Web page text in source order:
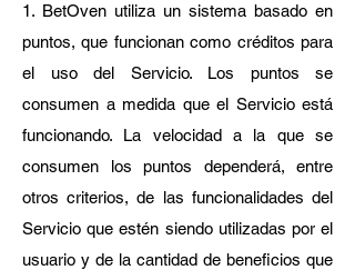
1. BetOven utiliza un sistema basado en
puntos, que funcionan como créditos para
el uso del Servicio. Los puntos se
consumen a medida que el Servicio está
funcionando. La velocidad a la que se
consumen los puntos dependerá, entre
otros criterios, de las funcionalidades del
Servicio que estén siendo utilizadas por el
usuario y de la cantidad de beneficios que